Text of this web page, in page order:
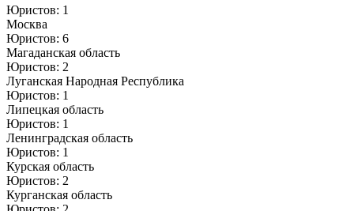
Юристов: 1
Москва
Юристов: 6
Магаданская область
Юристов: 2
Луганская Народная Республика
Юристов: 1
Липецкая область
Юристов: 1
Ленинградская область
Юристов: 1
Курская область
Юристов: 2
Курганская область